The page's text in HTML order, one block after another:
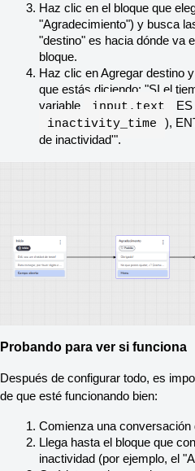
Haz clic en el bloque que
"Agradecimiento") y busca
"destino" es hacia dónde va
bloque.
Haz clic en Agregar destino
que estás diciendo: "SI el
variable
input.text
inactivity_time
),
de inactividad'".
Probando para ver si funciona
Después de configurar todo, es
de que esté funcionando bien:
Comienza una conversación
Llega hasta el bloque que
inactividad (por ejemplo, el